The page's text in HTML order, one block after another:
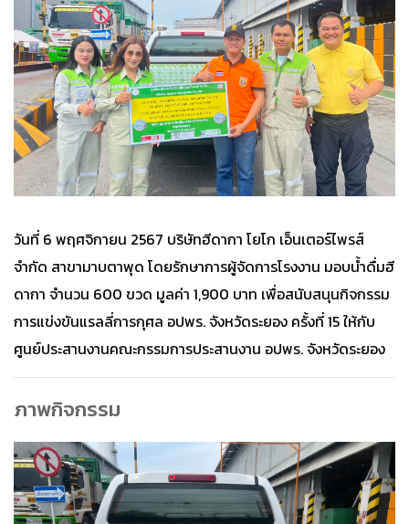
วันที่ 6 พฤศจิกายน 2567 บริษัทฮีดากา โยโก เอ็นเตอร์ไพรส์
จำกัด สาขามาบตาพุด โดยรักษาการผู้จัดการโรงงาน มอบน้ำดื่มฮี
ดากา จำนวน 600 ขวด มูลค่า 1,900 บาท เพื่อสนับสนุนกิจกรรม
การแข่งขันแรลลี่การกุศล อปพร. จังหวัดระยอง ครั้งที่ 15 ให้กับ
ศูนย์ประสานงานคณะกรรมการประสานงาน อปพร. จังหวัดระยอง
ภาพกิจกรรม